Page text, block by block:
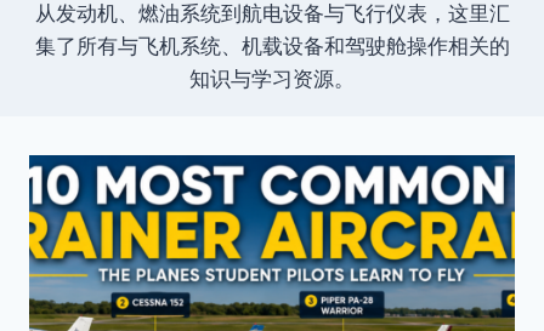
从发动机、燃油系统到航电设备与飞行仪表，这里汇
集了所有与飞机系统、机载设备和驾驶舱操作相关的
知识与学习资源。